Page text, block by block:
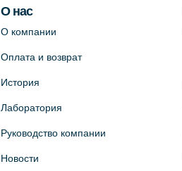
О нас
О компании
Оплата и возврат
История
Лаборатория
Руководство компании
Новости